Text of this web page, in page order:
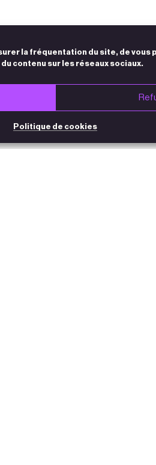
la fréquentation du site, de vous
contenu sur les réseaux sociaux.
Politique de cookies